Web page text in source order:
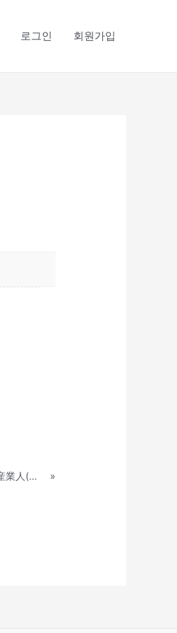
로그인 회원가입
2022.05.14 産業宣教 - 237に光を伝えた産業人(創37:11) »